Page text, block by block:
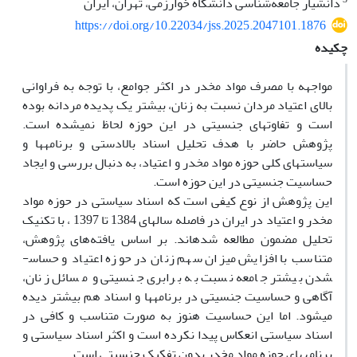
https://doi.org/10.22034/jss.2025.2047101.1876
چکیده
مواجهه با مصرف مواد مخدر در اکثر جوامع، با توجه به فراوانی
بالای اعتیاد مردان نسبت به زنان، بیشتر یک پدیده مردانه بوده
است و تفاوت­های جنسیتی در این حوزه لحاظ نمی­شده است.
پژوهش حاضر با هدف تحلیل اسناد بالادستی و برنامه­ها و
سیاست­های کلی حوزه مواد مخدر و اعتیاد، به دنبال بررسی و ایجاد
حساسیت جنسیتی در این حوزه است.
این پژوهش از نوع کیفی است که اسناد سیاستی در حوزه مواد
مخدر و اعتیاد در ایران در فاصله سالهای 1384 تا 1397 ، با تکنیک
تحلیل مضمون مطالعه شده­اند. بر اساس یافته‌های پژوهش،
متناسب با افزایش میزان سهم زنان در حوزه اعتیاد و حساس­
شدن بیشتر جامعه نسبت به برابری جنسیتی و مسائل زنان،
آگاهی و حساسیت جنسیتی در برنامه­ها و اسناد هم بیشتر دیده
می­شود. اما این حساسیت هنوز به صورت متناسب و کافی در
اسناد سیاستی انعکاس پیدا نکرده است و اکثر اسناد سیاستی و